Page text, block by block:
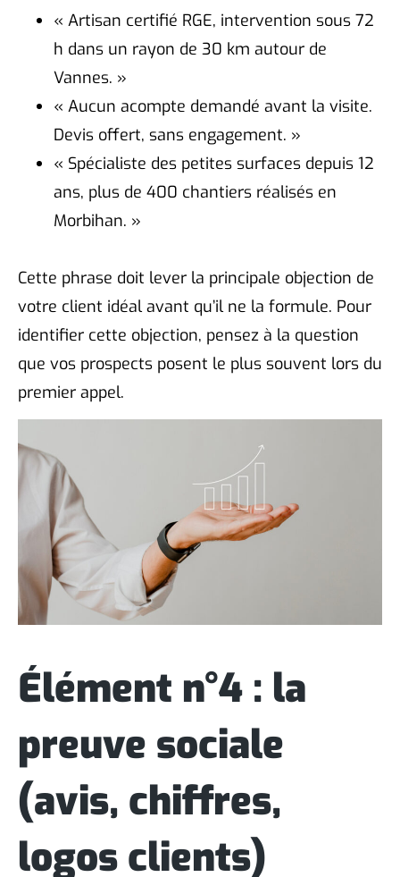
« Artisan certifié RGE, intervention sous 72
h dans un rayon de 30 km autour de
Vannes. »
« Aucun acompte demandé avant la visite.
Devis offert, sans engagement. »
« Spécialiste des petites surfaces depuis 12
ans, plus de 400 chantiers réalisés en
Morbihan. »
Cette phrase doit lever la principale objection de
votre client idéal avant qu’il ne la formule. Pour
identifier cette objection, pensez à la question
que vos prospects posent le plus souvent lors du
premier appel.
Élément n°4 : la
preuve sociale
(avis, chiffres,
logos clients)